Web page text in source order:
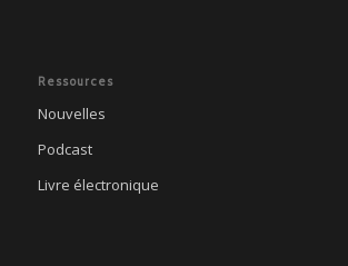
Ressources
Nouvelles
Podcast
Livre électronique